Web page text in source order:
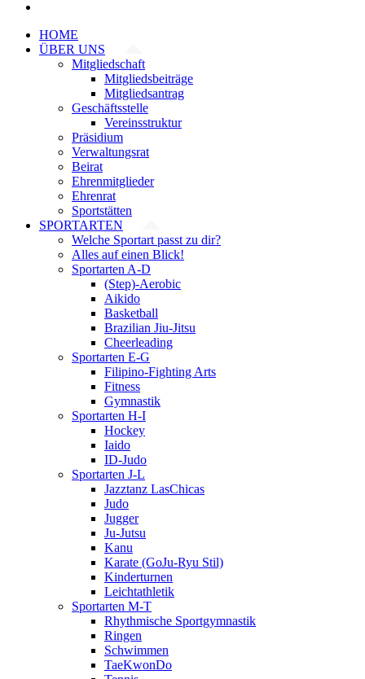
HOME
ÜBER UNS
Mitgliedschaft
Mitgliedsbeiträge
Mitgliedsantrag
Geschäftsstelle
Vereinsstruktur
Präsidium
Verwaltungsrat
Beirat
Ehrenmitglieder
Ehrenrat
Sportstätten
SPORTARTEN
Welche Sportart passt zu dir?
Alles auf einen Blick!
Sportarten A-D
(Step)-Aerobic
Aikido
Basketball
Brazilian Jiu-Jitsu
Cheerleading
Sportarten E-G
Filipino-Fighting Arts
Fitness
Gymnastik
Sportarten H-I
Hockey
Iaido
ID-Judo
Sportarten J-L
Jazztanz LasChicas
Judo
Jugger
Ju-Jutsu
Kanu
Karate (GoJu-Ryu Stil)
Kinderturnen
Leichtathletik
Sportarten M-T
Rhythmische Sportgymnastik
Ringen
Schwimmen
TaeKwonDo